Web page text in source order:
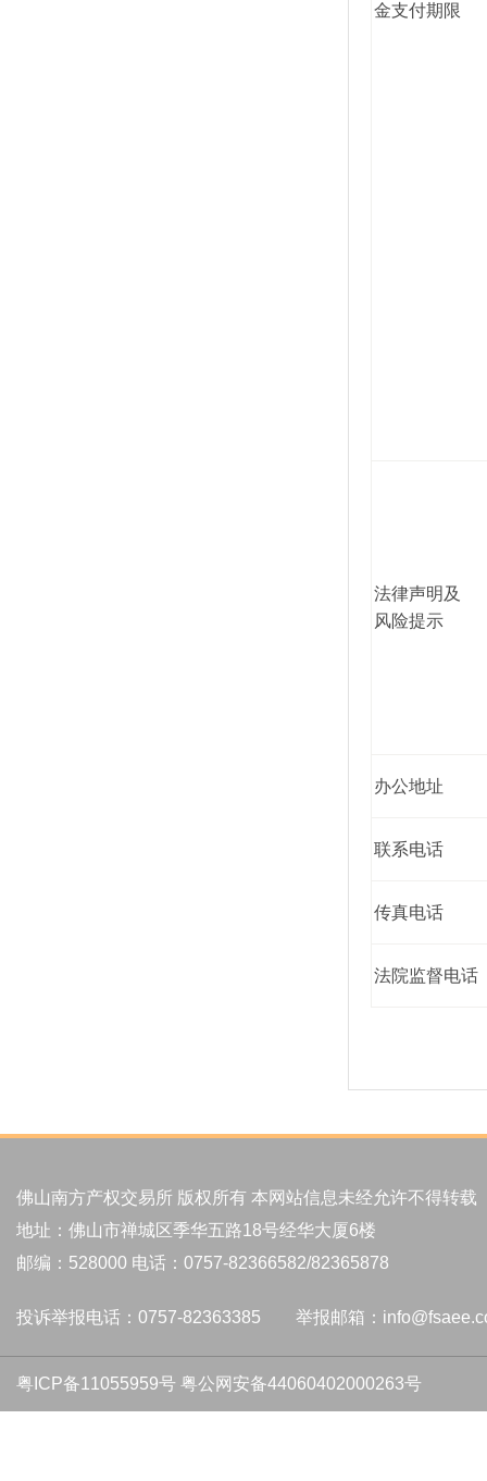
金支付期限
法律声明及
风险提示
办公地址
联系电话
传真电话
法院监督电话
佛山南方产权交易所 版权所有 本网站信息未经允许不得转载
地址：佛山市禅城区季华五路18号经华大厦6楼
邮编：528000 电话：0757-82366582/82365878
投诉举报电话：0757-82363385 举报邮箱：
粤ICP备11055959号 粤公网安备44060402000263号